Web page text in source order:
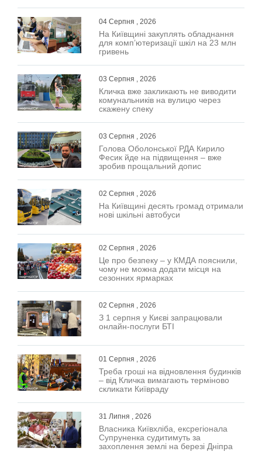
04 Серпня , 2026
На Київщині закуплять обладнання
для комп’ютеризації шкіл на 23 млн
гривень
03 Серпня , 2026
Кличка вже закликають не виводити
комунальників на вулицю через
скажену спеку
03 Серпня , 2026
Голова Оболонської РДА Кирило
Фесик йде на підвищення – вже
зробив прощальний допис
02 Серпня , 2026
На Київщині десять громад отримали
нові шкільні автобуси
02 Серпня , 2026
Це про безпеку – у КМДА пояснили,
чому не можна додати місця на
сезонних ярмарках
02 Серпня , 2026
З 1 серпня у Києві запрацювали
онлайн-послуги БТІ
01 Серпня , 2026
Треба гроші на відновлення будинків
– від Кличка вимагають терміново
скликати Київраду
31 Липня , 2026
Власника Київхліба, ексрегіонала
Супруненка судитимуть за
захоплення землі на березі Дніпра